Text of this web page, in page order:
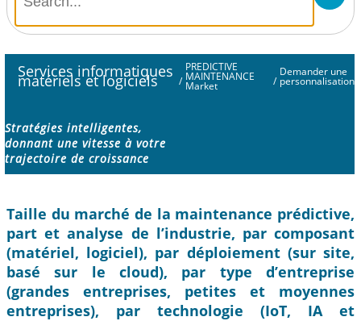
Services informatiques
matériels et logiciels /
PREDICTIVE
MAINTENANCE
Market /
Demander une
personnalisation
Stratégies intelligentes,
donnant une vitesse à votre
trajectoire de croissance
Taille du marché de la maintenance prédictive,
part et analyse de l’industrie, par composant
(matériel, logiciel), par déploiement (sur site,
basé sur le cloud), par type d’entreprise
(grandes entreprises, petites et moyennes
entreprises), par technologie (IoT, IA et